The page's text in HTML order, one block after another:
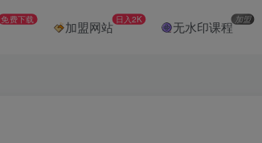
免费下载 加盟网站 日入2K 无水印课程 加盟